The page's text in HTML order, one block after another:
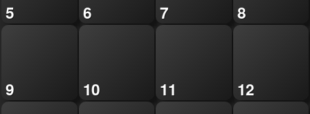
5 6 7 8
9 10 11 12